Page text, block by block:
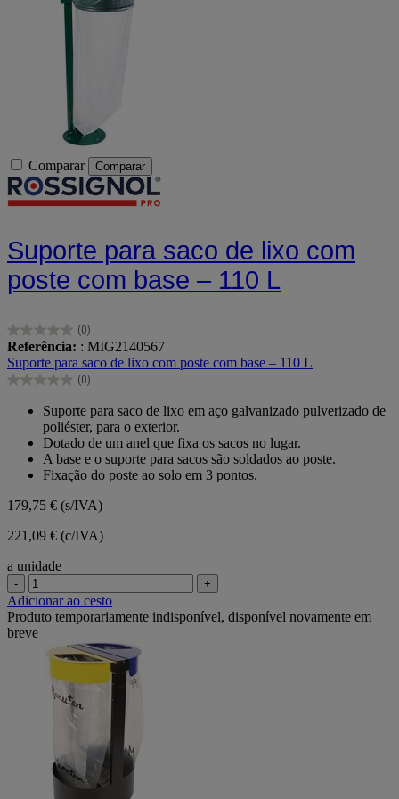
Comparar Comparar
Suporte para saco de lixo com
poste com base – 110 L
(0)
0.0
em
5
estrelas.
Referência: : MIG2140567
Suporte para saco de lixo com poste com base – 110 L
(0)
0.0
estrelas.
Suporte para saco de lixo em aço galvanizado pulverizado de
poliéster, para o exterior.
Dotado de um anel que fixa os sacos no lugar.
A base e o suporte para sacos são soldados ao poste.
Fixação do poste ao solo em 3 pontos.
179,75 € (s/IVA)
221,09 € (c/IVA)
a unidade
- +
Adicionar ao cesto
Produto temporariamente indisponível, disponível novamente em
breve